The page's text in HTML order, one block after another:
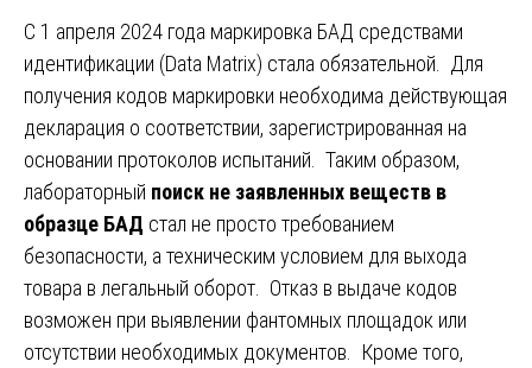
С 1 апреля 2024 года маркировка БАД средствами
идентификации (Data Matrix) стала обязательной. Для
получения кодов маркировки необходима действующая
декларация о соответствии, зарегистрированная на
основании протоколов испытаний. Таким образом,
лабораторный поиск не заявленных веществ в
образце БАД стал не просто требованием
безопасности, а техническим условием для выхода
товара в легальный оборот. Отказ в выдаче кодов
возможен при выявлении фантомных площадок или
отсутствии необходимых документов. Кроме того,